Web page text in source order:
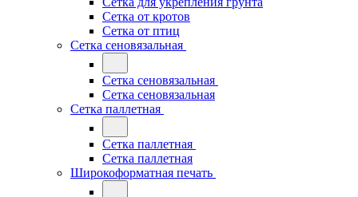
Сетка от кротов
Сетка от птиц
Сетка сеновязальная
Сетка сеновязальная
Сетка сеновязальная
Сетка паллетная
Сетка паллетная
Сетка паллетная
Широкоформатная печать